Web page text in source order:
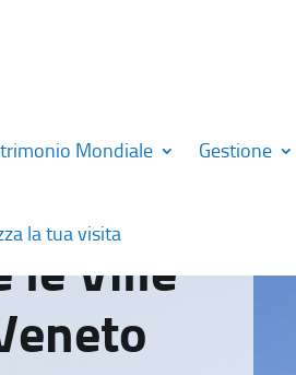
Mondiale Gestione
la tua visita
le Ville